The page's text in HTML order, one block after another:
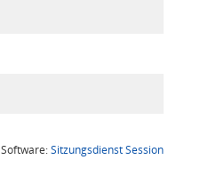
Software:SitzungsdienstSession(Wird in